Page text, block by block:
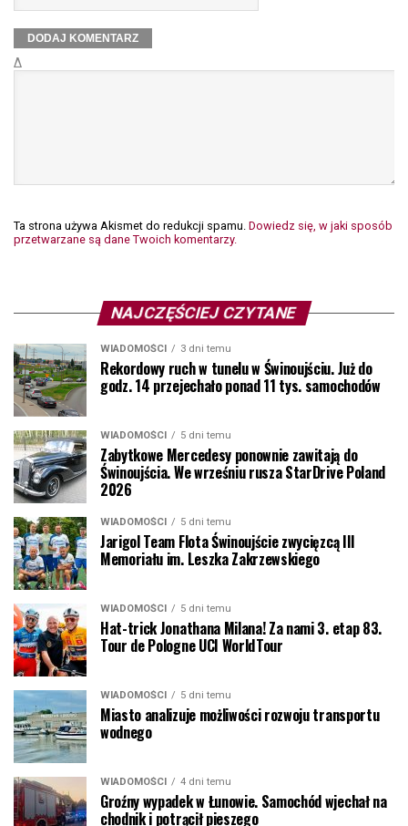
Δ
Ta strona używa Akismet do redukcji spamu. Dowiedz się, w jaki sposób
przetwarzane są dane Twoich komentarzy.
NAJCZĘŚCIEJ CZYTANE
WIADOMOŚCI 3 dni temu
Rekordowy ruch w tunelu w Świnoujściu. Już do
godz. 14 przejechało ponad 11 tys. samochodów
WIADOMOŚCI 5 dni temu
Zabytkowe Mercedesy ponownie zawitają do
Świnoujścia. We wrześniu rusza StarDrive Poland
2026
WIADOMOŚCI 5 dni temu
Jarigol Team Flota Świnoujście zwycięzcą III
Memoriału im. Leszka Zakrzewskiego
WIADOMOŚCI 5 dni temu
Hat-trick Jonathana Milana! Za nami 3. etap 83.
Tour de Pologne UCI WorldTour
WIADOMOŚCI 5 dni temu
Miasto analizuje możliwości rozwoju transportu
wodnego
WIADOMOŚCI 4 dni temu
Groźny wypadek w Łunowie. Samochód wjechał na
chodnik i potrącił pieszego